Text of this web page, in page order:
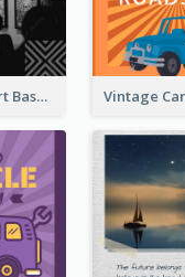
Confessions Art Basel Instagram Post